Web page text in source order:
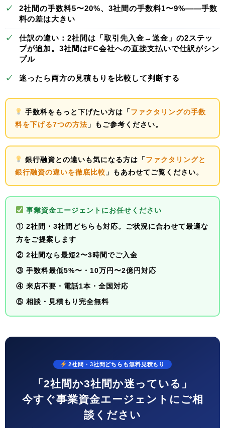
✓ 2社間の手数料5〜20%、3社間の手数料1〜9%——手数
料の差は大きい
✓
仕訳の違い：2社間は「取引先入金→送金」の2ステッ
プが追加。3社間は FC会社への直接支払いで仕訳がシン
プル
✓ 迷ったら両方の見積もりを比較 して判断する
手数料をもっと下げたい方は「ファクタリングの手数
料を下げる7つの方法 」もご参考ください。
銀行融資との違いも気になる方は「ファクタリングと
銀行融資の違いを徹底比較 」もあわせてご覧ください。
事業資金エージェントにお任せください
① 2社間・3社間 どちらも対応。ご状況に合わせて最適な
方をご提案します
② 2社間なら最短2〜3時間でご入金
③ 手数料最低5%〜 ・10万円〜2億円対応
④ 来店不要・電話1本・全国対応
⑤ 相談・見積もり完全無料
2社間・3社間どちらも無料見積もり
「2社間か3社間か迷っている」
今すぐ事業資金エージェントにご相
談ください